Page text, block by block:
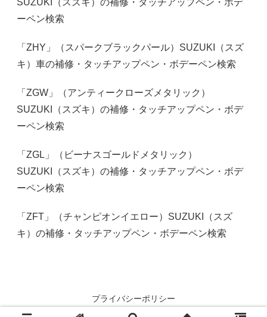
ーペン検索
「ZHY」（スパークブラックパール）SUZUKI（スズ
キ）車の補修・タッチアップペン・ボデーペン検索
「ZGW」（アンティークローズメタリック）
SUZUKI（スズキ）の補修・タッチアップペン・ボデ
ーペン検索
「ZGL」（ビーナスゴールドメタリック）
SUZUKI（スズキ）の補修・タッチアップペン・ボデ
ーペン検索
「ZFT」（チャンピオンイエロー）SUZUKI（スズ
キ）の補修・タッチアップペン・ボデーペン検索
プライバシーポリシー